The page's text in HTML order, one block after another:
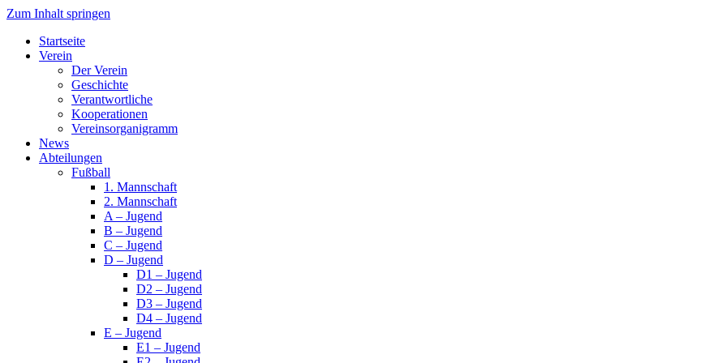
Zum Inhalt springen
Startseite
Verein
Der Verein
Geschichte
Verantwortliche
Kooperationen
Vereinsorganigramm
News
Abteilungen
Fußball
1. Mannschaft
2. Mannschaft
A – Jugend
B – Jugend
C – Jugend
D – Jugend
D1 – Jugend
D2 – Jugend
D3 – Jugend
D4 – Jugend
E – Jugend
E1 – Jugend